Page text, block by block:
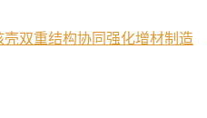
双重结构协同强化增材制造